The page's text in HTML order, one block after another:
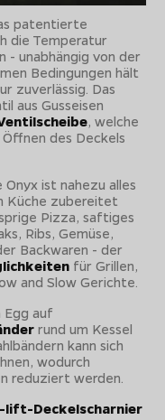
patentierte
die Temperatur
- unabhängig von der
Bedingungen hält
zuverlässig. Das
aus Gusseisen
, welche
des Deckels
ist nahezu alles
Küche zubereitet
Pizza, saftiges
Ribs, Gemüse,
Backwaren - der
für Grillen,
and Slow Gerichte.
auf
rund um Kessel
kann sich
wodurch
reduziert werden.
lift-Deckelscharnier